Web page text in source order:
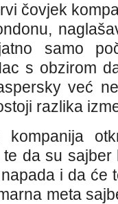
čovjek
samo
s obzirom
već
razlika
kompanija
da su
i da će
meta